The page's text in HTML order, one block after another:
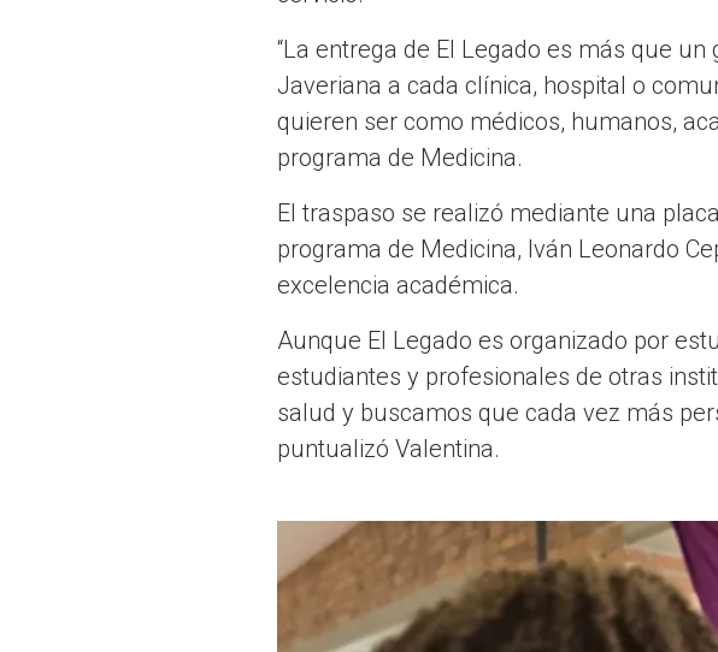
“La entrega de El Legado es más que
Javeriana a cada clínica, hospital o
quieren ser como médicos, humanos,
programa de Medicina.
El traspaso se realizó mediante una
programa de Medicina, Iván Leonardo
excelencia académica.
Aunque El Legado es organizado por
estudiantes y profesionales de otras
salud y buscamos que cada vez más
puntualizó Valentina.